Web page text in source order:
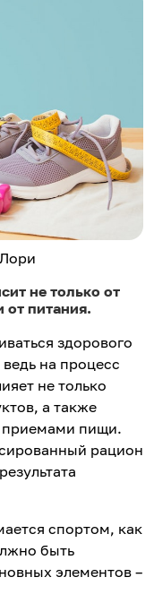
не только от
от питания.
здорового
на процесс
не только
а также
приемами пищи.
рацион
спортом, как
быть
элементов –